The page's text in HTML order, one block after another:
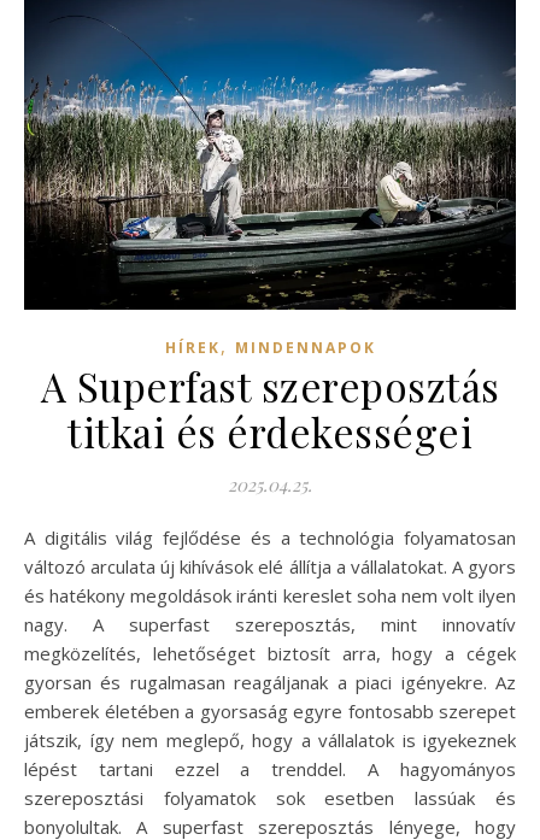
HÍREK, MINDENNAPOK
A Superfast szereposztás
titkai és érdekességei
2025.04.25.
A digitális világ fejlődése és a technológia folyamatosan
változó arculata új kihívások elé állítja a vállalatokat. A gyors
és hatékony megoldások iránti kereslet soha nem volt ilyen
nagy. A superfast szereposztás, mint innovatív
megközelítés, lehetőséget biztosít arra, hogy a cégek
gyorsan és rugalmasan reagáljanak a piaci igényekre. Az
emberek életében a gyorsaság egyre fontosabb szerepet
játszik, így nem meglepő, hogy a vállalatok is igyekeznek
lépést tartani ezzel a trenddel. A hagyományos
szereposztási folyamatok sok esetben lassúak és
bonyolultak. A superfast szereposztás lényege, hogy